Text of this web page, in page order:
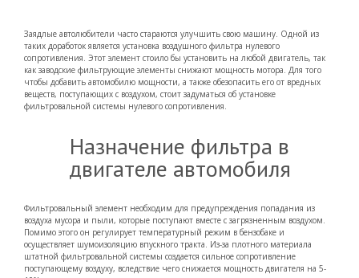
Заядлые автолюбители часто стараются улучшить свою машину. Одной из
таких доработок является установка воздушного фильтра нулевого
сопротивления. Этот элемент стоило бы установить на любой двигатель, так
как заводские фильтрующие элементы снижают мощность мотора. Для того
чтобы добавить автомобилю мощности, а также обезопасить его от вредных
веществ, поступающих с воздухом, стоит задуматься об установке
фильтровальной системы нулевого сопротивления.
Назначение фильтра в
двигателе автомобиля
Фильтровальный элемент необходим для предупреждения попадания из
воздуха мусора и пыли, которые поступают вместе с загрязненным воздухом.
Помимо этого он регулирует температурный режим в бензобаке и
осуществляет шумоизоляцию впускного тракта. Из-за плотного материала
штатной фильтровальной системы создается сильное сопротивление
поступающему воздуху, вследствие чего снижается мощность двигателя на 5-